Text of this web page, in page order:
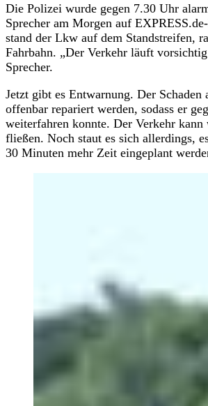
Die Polizei wurde gegen 7.30 Uhr
Sprecher am Morgen auf
stand der Lkw auf dem Standstreifen,
Fahrbahn. „Der Verkehr läuft
Sprecher.
Jetzt gibt es Entwarnung. Der
offenbar repariert werden, sodass er
weiterfahren konnte. Der Verkehr kann
fließen. Noch staut es sich allerdings,
30 Minuten mehr Zeit eingeplant